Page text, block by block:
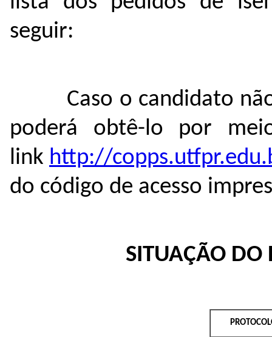
seguir:
Caso o candidato
poderá obtê-lo por
link http://
do código de acesso
SITUAÇÃO DO